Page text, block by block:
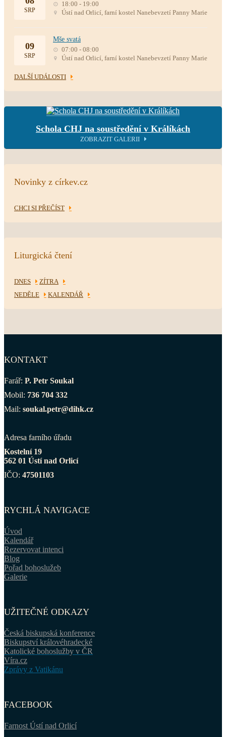
SRP
18:00 - 19:00
Ústí nad Orlicí, farní kostel Nanebevzetí Panny Marie
09
SRP
Mše svatá
07:00 - 08:00
Ústí nad Orlicí, farní kostel Nanebevzetí Panny Marie
DALŠÍ UDÁLOSTI
Schola CHJ na soustředění v Králíkách
ZOBRAZIT GALERII
Novinky z církev.cz
CHCI SI PŘEČÍST
Liturgická čtení
DNES
ZÍTRA
NEDĚLE
KALENDÁŘ
KONTAKT
Farář: P. Petr Soukal
Mobil: 736 704 332
Mail: soukal.petr@dihk.cz
Adresa farního úřadu
Kostelní 19
562 01 Ústí nad Orlicí
IČO: 47501103
RYCHLÁ NAVIGACE
Úvod
Kalendář
Rezervovat intenci
Blog
Pořad bohoslužeb
Galerie
UŽITEČNÉ ODKAZY
Česká biskupská konference
Biskupství královéhradecké
Katolické bohoslužby v ČR
Víra.cz
Zprávy z Vatikánu
FACEBOOK
Farnost Ústí nad Orlicí